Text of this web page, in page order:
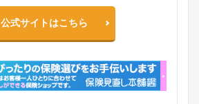
公式サイトはこちら